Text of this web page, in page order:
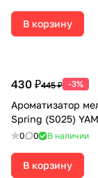
В корзину
430 ₽445 ₽ -3%
Ароматизатор
Spring (S025)
0 0 В наличии
В корзину